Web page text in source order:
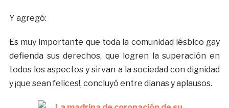
Y agregó:
Es muy importante que toda la comunidad lésbico gay
defienda sus derechos, que logren la superación en
todos los aspectos y sirvan a la sociedad con dignidad
y ¡que sean felices!, concluyó entre dianas y aplausos.